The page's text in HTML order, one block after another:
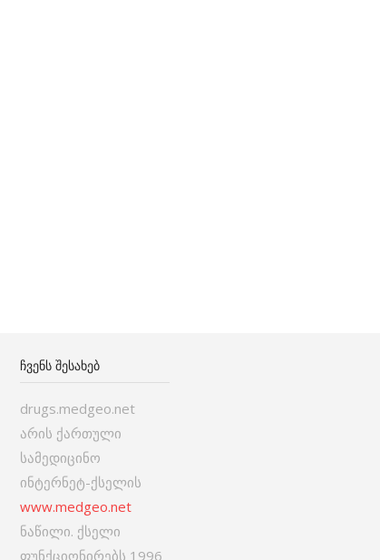
ᲩᲕᲔᲜᲡ ᲨᲔᲡᲐᲮᲔᲑ
drugs.medgeo.net
არის ქართული
სამედიცინო
ინტერნეტ-ქსელის
www.medgeo.net
ნაწილი. ქსელი
ფუნქციონირებს 1996